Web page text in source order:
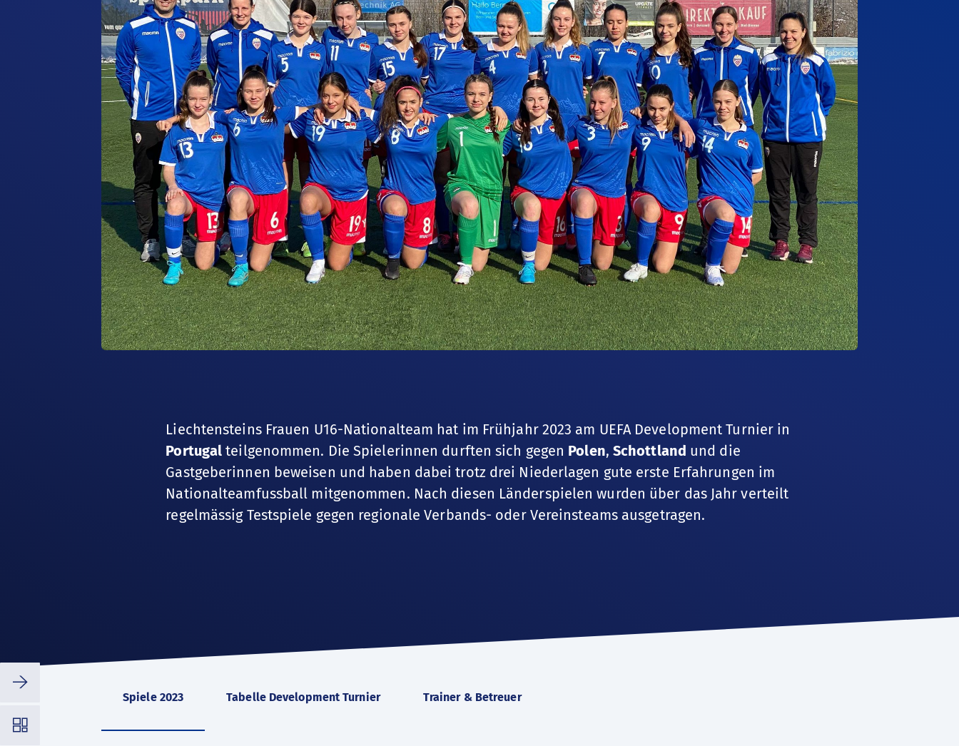
Schiedsrichter
Soziale
Verantwortung
Frauenfussball
Nationale
Wettbewerbe
Liechtensteins Frauen U16-Nationalteam hat im Frühjahr 2023 am UEFA Development Turnier in
Portugalteilgenommen. Die Spielerinnen durften sich gegen Polen, Schottland und die
Gastgeberinnen beweisen und haben dabei trotz drei Niederlagen gute erste Erfahrungen im
Nationalteamfussball mitgenommen. Nach diesen Länderspielen wurden über das Jahr verteilt
regelmässig Testspiele gegen regionale Verbands- oder Vereinsteams ausgetragen.
Spiele 2023 Tabelle Development Turnier Trainer & Betreuer
⭢
◳